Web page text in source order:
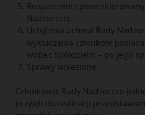
Rozpatrzenie pism
Nadzorczej.
Uchylenia uchwał Rady
wykluczenia członków
wobec Spółdzielni – po jego
Sprawy wniesione.
Członkowie Rady Nadzorcze
przyjęli do realizacji